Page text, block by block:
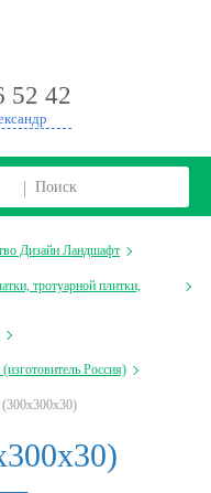
52 42
Дизайн Ландшафт
тротуарной плитки,
Россия)